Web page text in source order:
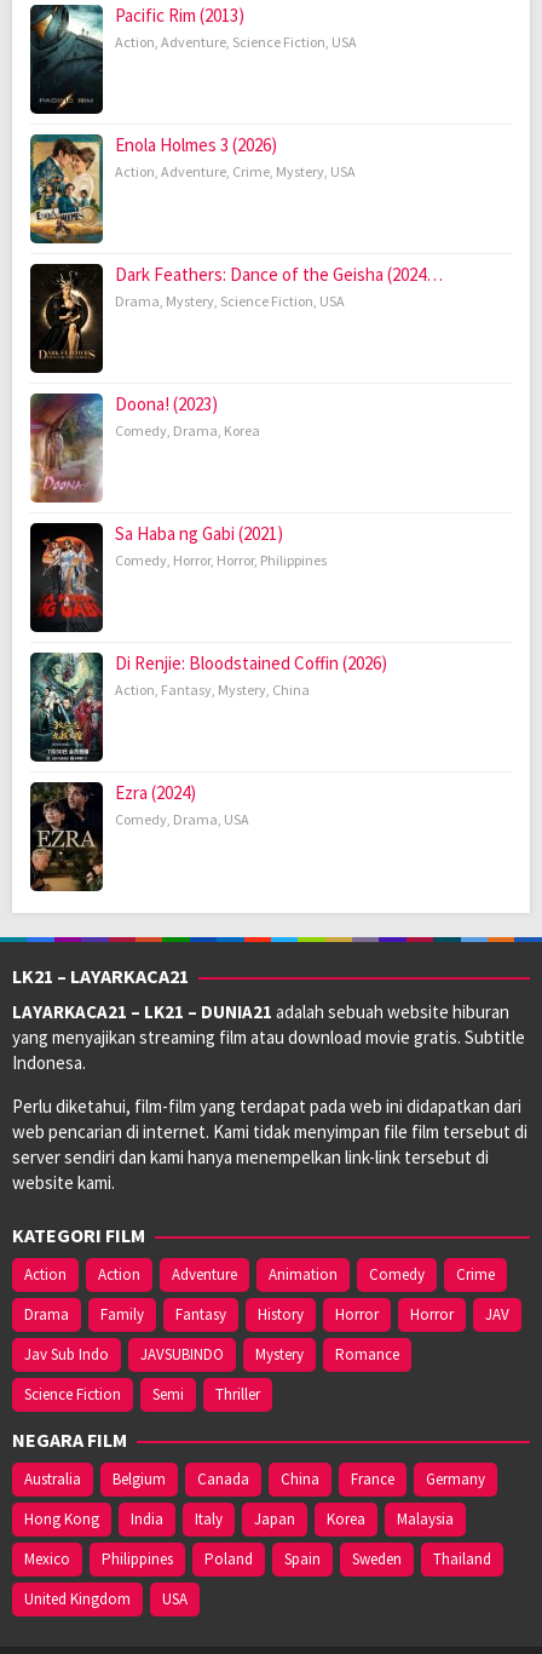
Pacific Rim (2013)
Action, Adventure, Science Fiction, USA
Enola Holmes 3 (2026)
Action, Adventure, Crime, Mystery, USA
Dark Feathers: Dance of the Geisha (2024…
Drama, Mystery, Science Fiction, USA
Doona! (2023)
Comedy, Drama, Korea
Sa Haba ng Gabi (2021)
Comedy, Horror, Horror, Philippines
Di Renjie: Bloodstained Coffin (2026)
Action, Fantasy, Mystery, China
Ezra (2024)
Comedy, Drama, USA
LK21 – LAYARKACA21
LAYARKACA21 – LK21 – DUNIA21 adalah sebuah website hiburan
yang menyajikan streaming film atau download movie gratis. Subtitle
Indonesa.
Perlu diketahui, film-film yang terdapat pada web ini didapatkan dari
web pencarian di internet. Kami tidak menyimpan file film tersebut di
server sendiri dan kami hanya menempelkan link-link tersebut di
website kami.
KATEGORI FILM
Action Action Adventure Animation Comedy
Crime
Drama
Family Fantasy History Horror Horror
JAV
Jav Sub Indo
JAVSUBINDO Mystery
Romance
Science Fiction
Semi Thriller
NEGARA FILM
Australia Belgium Canada China France
Germany
Hong Kong
India Italy Japan Korea
Malaysia
Mexico
Philippines Poland Spain Sweden
Thailand
United Kingdom
USA